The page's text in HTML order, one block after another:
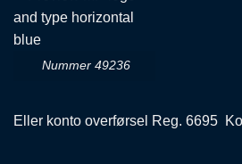
Nummer 49236
Eller konto overførsel Reg. 6695